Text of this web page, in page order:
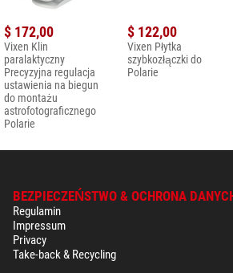
$ 172,00
Vixen Klin
paralaktyczny
Precyzyjna regulacja
ustawienia na biegun
do montażu
astrofotograficznego
Polarie
$ 122,00
Vixen Płytka
szybkozłączki do
Polarie
BEZPIECZEŃSTWO & OCHRONA
Regulamin
Impressum
Privacy
Take-back & Recycling